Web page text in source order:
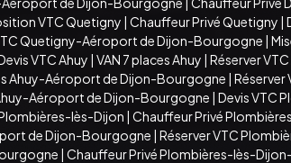
VTC Quetigny | Chauffeur Privé Quetigny |
Quetigny-Aéroport de Dijon-Bourgogne |
VTC Ahuy | VAN 7 places Ahuy | Réserver
Ahuy-Aéroport de Dijon-Bourgogne |
Aéroport de Dijon-Bourgogne | Devis VTC
lès-Dijon | Chauffeur Privé
de Dijon-Bourgogne | Réserver VTC
| Chauffeur Privé Plombières-lès-